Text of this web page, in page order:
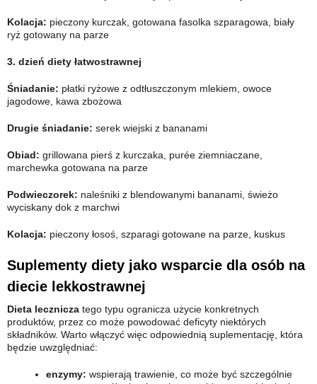
Kolacja: pieczony kurczak, gotowana fasolka szparagowa, biały
ryż gotowany na parze
3. dzień diety łatwostrawnej
Śniadanie: płatki ryżowe z odtłuszczonym mlekiem, owoce
jagodowe, kawa zbożowa
Drugie śniadanie: serek wiejski z bananami
Obiad: grillowana pierś z kurczaka, purée ziemniaczane,
marchewka gotowana na parze
Podwieczorek: naleśniki z blendowanymi bananami, świeżo
wyciskany dok z marchwi
Kolacja: pieczony łosoś, szparagi gotowane na parze, kuskus
Suplementy diety jako wsparcie dla osób na
diecie lekkostrawnej
Dieta lecznicza tego typu ogranicza użycie konkretnych
produktów, przez co może powodować deficyty niektórych
składników. Warto włączyć więc odpowiednią suplementację, która
będzie uwzględniać:
enzymy: wspierają trawienie, co może być szczególnie